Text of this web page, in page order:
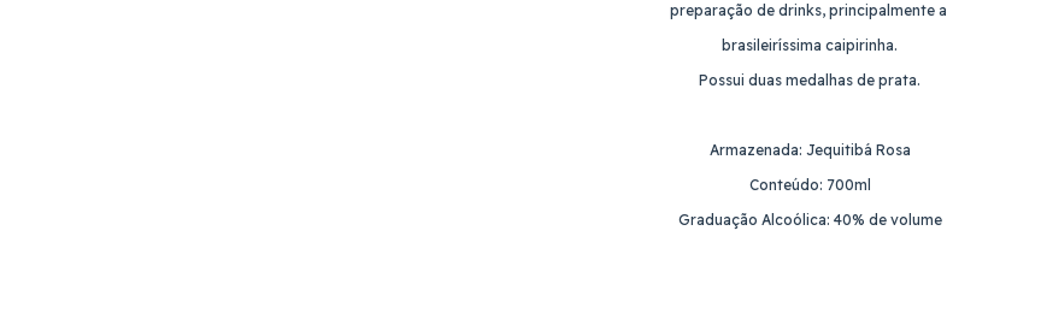
preparação de drinks, principalmente a
brasileiríssima caipirinha.
Possui duas medalhas de prata.
Armazenada: Jequitibá Rosa
Conteúdo: 700ml
Graduação Alcoólica: 40% de volume